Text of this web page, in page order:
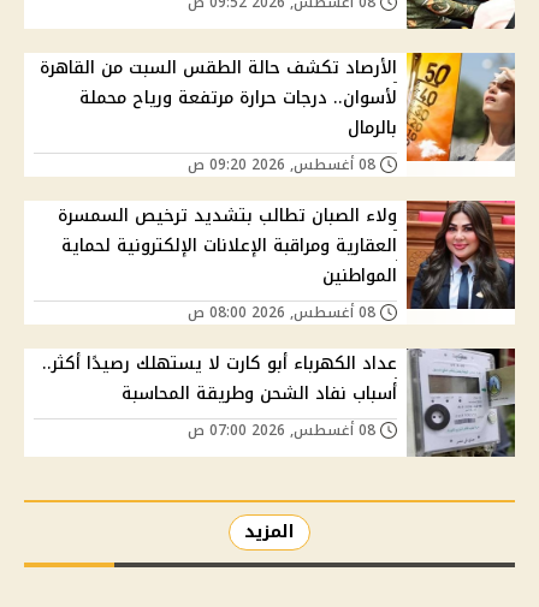
الأرصاد تكشف حالة الطقس السبت من القاهرة
لأسوان.. درجات حرارة مرتفعة ورياح محملة
بالرمال
ولاء الصبان تطالب بتشديد ترخيص السمسرة
العقارية ومراقبة الإعلانات الإلكترونية لحماية
المواطنين
عداد الكهرباء أبو كارت لا يستهلك رصيدًا أكثر..
أسباب نفاد الشحن وطريقة المحاسبة
المزيد